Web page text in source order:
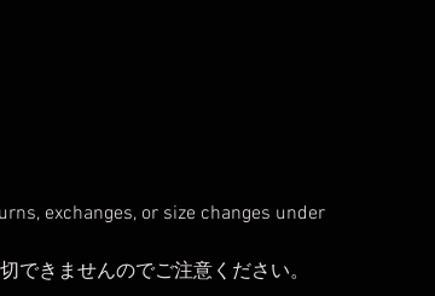
exchanges, or size changes under
できませんのでご注意ください。